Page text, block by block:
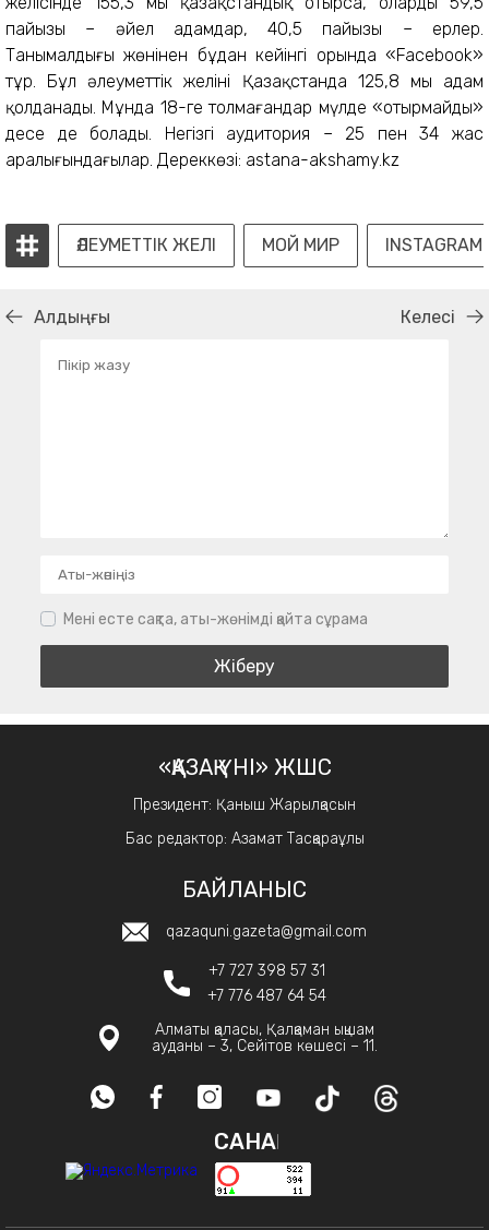
пайызы – әйел адамдар, 40,5 пайызы – ерлер.
Танымалдығы жөнінен бұдан кейінгі орында «Facebook»
тұр. Бұл әлеуметтік желіні Қазақстанда 125,8 мың адам
қолданады. Мұнда 18-ге толмағандар мүлде «отырмайды»
десе де болады. Негізгі аудитория – 25 пен 34 жас
аралығындағылар. Дереккөзі: astana-akshamy.kz
ӘЛЕУМЕТТІК ЖЕЛІ МОЙ МИР INSTAGRAM
Алдыңғы Келесі
Мені есте сақта, аты-жөнімді қайта сұрама
«ҚАЗАҚ ҮНІ» ЖШС
Президент: Қаныш Жарылқасын
Бас редактор: Азамат Тасқараұлы
БАЙЛАНЫС
qazaquni.gazeta@gmail.com
+7 727 398 57 31
+7 776 487 64 54
Алматы қаласы, Қалқаман ықшам
ауданы – 3, Сейітов көшесі – 11.
САНАҚ